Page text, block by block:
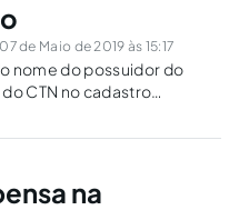
de Maio de 2019 às 15:17
nome do possuidor do
CTN no cadastro
na